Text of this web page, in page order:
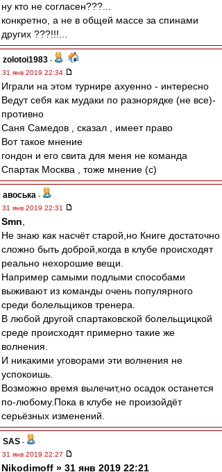
ну кто не согласен???...
конкретно, а не в общей массе за спинами
других ???!!!...
zolotoi1983 -
31 янв 2019 22:34
Играли на этом турнире ахуенно - интересно
Ведут себя как мудаки по разнорядке (не все)-
противно
Саня Самедов , сказал , имеет право
Вот такое мнение
гондон и его свита для меня не команда
Спартак Москва , тоже мнение (с)
авоська -
31 янв 2019 22:31
Smn
Не знаю как насчёт старой,но Книге достаточно
сложно быть доброй,когда в клубе происходят
реально нехорошие вещи.
Например самыми подлыми способами
выживают из команды очень популярного
среди болельщиков тренера.
В любой другой спартаковской болельщицкой
среде происходят примерно такие же
волнения.
И никакими уговорами эти волнения не
успокоишь.
Возможно время вылечит,но осадок останется
по-любому.Пока в клубе не произойдёт
серьёзных изменений.
SAS -
31 янв 2019 22:27
Nikodimoff » 31 янв 2019 22:21